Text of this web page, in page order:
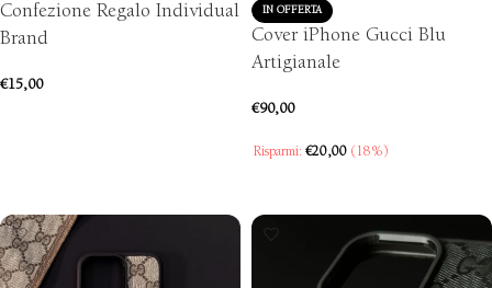
Confezione Regalo Individual
Brand
€15,00
IN OFFERTA
Cover iPhone Gucci Blu
Artigianale
€90,00
Risparmi: €20,00 (18%)